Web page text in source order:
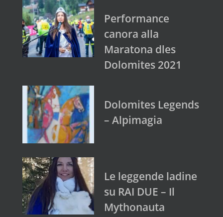
Performance
canora alla
Maratona dles
Dolomites 2021
Dolomites Legends
– Alpimagia
Le leggende ladine
su RAI DUE – Il
Mythonauta